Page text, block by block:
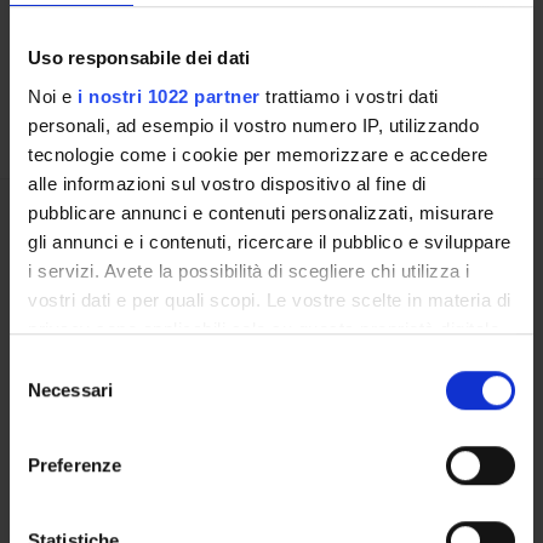
Uso responsabile dei dati
Noi e i nostri 1022 partner trattiamo i vostri dati
personali, ad esempio il vostro numero IP, utilizzando
tecnologie come i cookie per memorizzare e accedere
alle informazioni sul vostro dispositivo al fine di
pubblicare annunci e contenuti personalizzati, misurare
gli annunci e i contenuti, ricercare il pubblico e sviluppare
i servizi. Avete la possibilità di scegliere chi utilizza i
vostri dati e per quali scopi. Le vostre scelte in materia di
privacy sono applicabili solo su questa proprietà digitale
modificare o revocare il proprio consenso in qualsiasi
momento dalla Dichiarazione sui cookie o facendo clic
raccogliere informazioni sulla tua posizione
delNecessari
Preferenze
ULTERIORI ATTIVITÀ DIDATTICHE
Presentazione
Come iscriversi
Piani didattici
Insegnamenti
Organi collegiali e di governo
OFFERTA FORMATIVA